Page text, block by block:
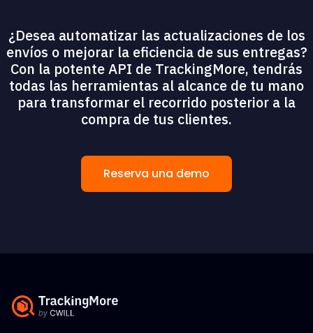
¿Desea automatizar las actualizaciones de los
envíos o mejorar la eficiencia de sus entregas?
Con la potente API de TrackingMore, tendrás
todas las herramientas al alcance de tu mano
para transformar el recorrido posterior a la
compra de tus clientes.
Reserva una demo